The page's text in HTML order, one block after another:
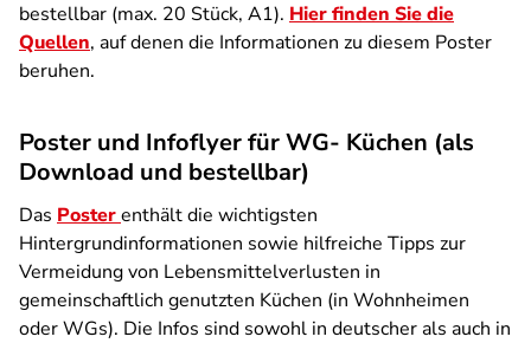
bestellbar (max. 20 Stück, A1). Hier finden Sie die
Quellen, auf denen die Informationen zu diesem Poster
beruhen.
Poster und Infoflyer für WG- Küchen (als
Download und bestellbar)
Das Posterenthält die wichtigsten
Hintergrundinformationen sowie hilfreiche Tipps zur
Vermeidung von Lebensmittelverlusten in
gemeinschaftlich genutzten Küchen (in Wohnheimen
oder WGs). Die Infos sind sowohl in deutscher als auch in